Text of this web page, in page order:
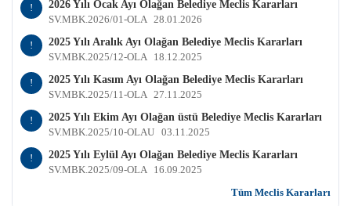
! 2026 Yılı Ocak Ayı Olağan Belediye Meclis Kararları
SV.MBK.2026/01-OLA 28.01.2026
! 2025 Yılı Aralık Ayı Olağan Belediye Meclis Kararları
SV.MBK.2025/12-OLA 18.12.2025
! 2025 Yılı Kasım Ayı Olağan Belediye Meclis Kararları
SV.MBK.2025/11-OLA 27.11.2025
! 2025 Yılı Ekim Ayı Olağan üstü Belediye Meclis Kararları
SV.MBK.2025/10-OLAU 03.11.2025
! 2025 Yılı Eylül Ayı Olağan Belediye Meclis Kararları
SV.MBK.2025/09-OLA 16.09.2025
Tüm Meclis Kararları